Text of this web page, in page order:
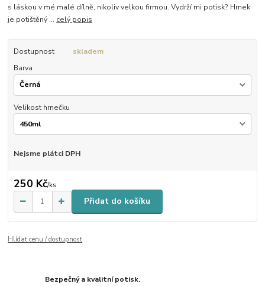
s láskou v mé malé dílně, nikoliv velkou firmou. Vydrží mi potisk? Hrnek
je potištěný ... celý popis
Dostupnost
skladem
Barva
Velikost hrnečku
Nejsme plátci DPH
250 Kč/ks
Přidat do košíku
Hlídat cenu / dostupnost
Bezpečný a kvalitní potisk.